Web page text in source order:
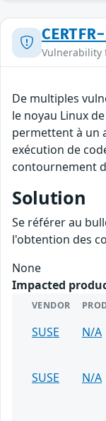
Vulnerability
De multiples
le noyau Linux
permettent à un
exécution de
contournement
Solution
Se référer au
l'obtention des
None
Impacted
VENDOR
SUSE N/A
SUSE
N/A